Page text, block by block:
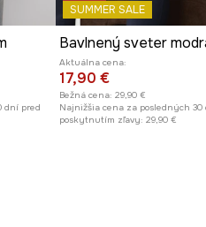
dní pred
SUMMER SALE
Bavlnený sveter
Aktuálna cena:
17,90 €
Bežná cena: 29,90 €
Najnižšia cena za posledných 30
poskytnutím zľavy: 29,90 €